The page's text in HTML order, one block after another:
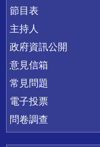
節目表
主持人
政府資訊公開
意見信箱
常見問題
電子投票
問卷調查